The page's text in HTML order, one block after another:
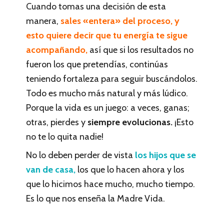
Cuando tomas una decisión de esta
manera, sales «entera» del proceso, y
esto quiere decir que tu energía te sigue
acompañando, así que si los resultados no
fueron los que pretendías, continúas
teniendo fortaleza para seguir buscándolos.
Todo es mucho más natural y más lúdico.
Porque la vida es un juego: a veces, ganas;
otras, pierdes y siempre evolucionas. ¡Esto
no te lo quita nadie!
No lo deben perder de vista los hijos que se
van de casa, los que lo hacen ahora y los
que lo hicimos hace mucho, mucho tiempo.
Es lo que nos enseña la Madre Vida.